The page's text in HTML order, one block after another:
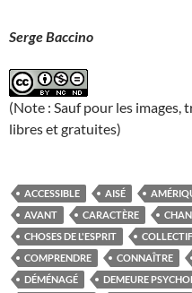
Serge Baccino
(Note : Sauf pour les images,
libres et gratuites)
ACCESSIBLE AISÉ
AVANT
CARACTÈRE
CHOSES DE L'ESPRIT
COLLECTIF
COMPRENDRE
CONNAÎTRE
DÉMÉNAGÉ
DEMEURE